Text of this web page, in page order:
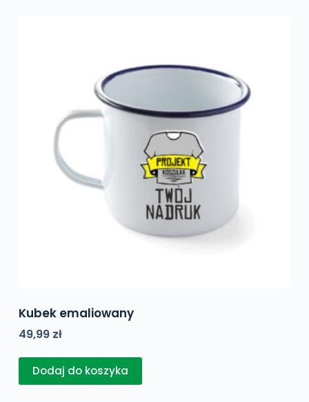
Kubek emaliowany
49,99 zł
Dodaj do koszyka